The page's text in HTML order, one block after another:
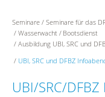
Seminare Seminare für das
Wasserwacht
Bootsdienst
Ausbildung UBI, SRC und
UBI, SRC und DFBZ
UBI/SRC/